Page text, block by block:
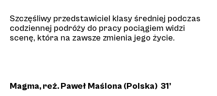
Szczęśliwy przedstawiciel klasy średniej podczas
codziennej podróży do pracy pociągiem widzi
scenę, która na zawsze zmienia jego życie.
Magma, reż. Paweł Maślona (Polska) 31’